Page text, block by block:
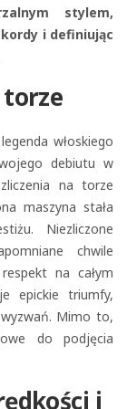
stylem,
i definiując
torze
włoskiego
debiutu w
na torze
maszyna stała
Niezliczone
chwile
na całym
epickie triumfy,
Mimo to,
do podjęcia
i